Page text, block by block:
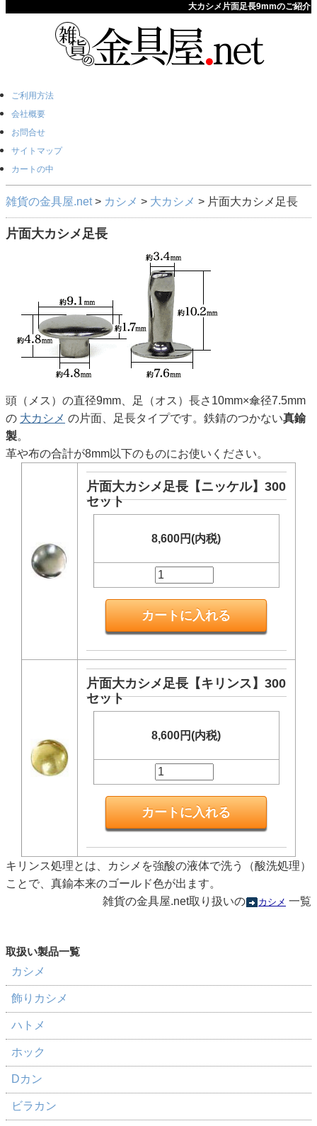
大カシメ片面足長9mmのご紹介
ご利用方法
会社概要
お問合せ
サイトマップ
カートの中
雑貨の金具屋.net> カシメ > 大カシメ > 片面大カシメ足長
片面大カシメ足長
頭（メス）の直径9mm、足（オス）長さ10mm×傘径7.5mm
の 大カシメ の片面、足長タイプです。鉄錆のつかない真鍮
製。
革や布の合計が8mm以下のものにお使いください。
片面大カシメ足長【ニッケル】300
セット
8,600円(内税)
片面大カシメ足長【キリンス】300
セット
8,600円(内税)
キリンス処理とは、カシメを強酸の液体で洗う（酸洗処理）
ことで、真鍮本来のゴールド色が出ます。
雑貨の金具屋.net取り扱いの
カシメ 一覧
カシメ
飾りカシメ
ハトメ
ホック
Dカン
ビラカン